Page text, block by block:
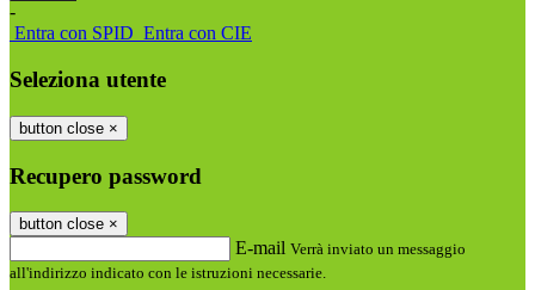
-
Entra con SPID Entra con CIE
Seleziona utente
button close ×
Recupero password
button close ×
E-mail Verrà inviato un messaggio
all'indirizzo indicato con le istruzioni necessarie.